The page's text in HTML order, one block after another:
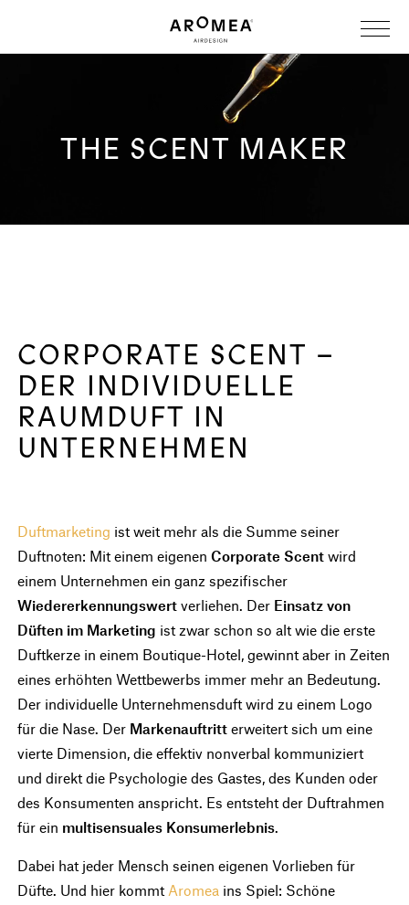
THE SCENT MAKER
CORPORATE SCENT –
DER INDIVIDUELLE
RAUMDUFT IN
UNTERNEHMEN
Duftmarketing ist weit mehr als die Summe seiner
Duftnoten: Mit einem eigenenCorporate Scent wird
einem Unternehmen ein ganz spezifischer
Wiedererkennungswert verliehen. Der Einsatz von
Düften im Marketing ist zwar schon so alt wie die erste
Duftkerze in einem Boutique-Hotel, gewinnt aber in Zeiten
eines erhöhten Wettbewerbs immer mehr an Bedeutung.
Der individuelle Unternehmensduft wird zu einem Logo
für die Nase. Der Markenauftritt erweitert sich um eine
vierte Dimension, die effektiv nonverbal kommuniziert
und direkt die Psychologie des Gastes, des Kunden oder
des Konsumenten anspricht. Es entsteht der Duftrahmen
für ein multisensuales Konsumerlebnis.
Dabei hat jeder Mensch seinen eigenen Vorlieben für
Düfte. Und hier kommt Aromea ins Spiel: Schöne